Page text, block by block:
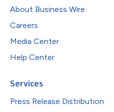
About Business Wire
Careers
Media Center
Help Center
Services
Press Release Distribution